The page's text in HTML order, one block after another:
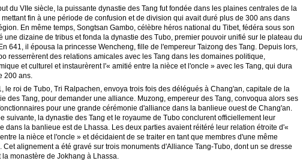
du VIIe siècle, la puissante dynastie des Tang fut fondée dans les plaines centrales de la
mettant fin à une période de confusion et de division qui avait duré plus de 300 ans dans
En même temps, Songtsan Gambo, célèbre héros national du Tibet, fédéra sous son
une dizaine de tribus et fonda la dynastie des Tubo, premier pouvoir unifié sur le plateau du
641, il épousa la princesse Wencheng, fille de l'empereur Taizong des Tang. Depuis lors,
resserrèrent des relations amicales avec les Tang dans les domaines politique,
et culturel et instaurèrent l'« amitié entre la nièce et l'oncle » avec les Tang, qui dura
200 ans.
le roi de Tubo, Tri Ralpachen, envoya trois fois des délégués à Chang'an, capitale de la
des Tang, pour demander une alliance. Muzong, empereur des Tang, convoqua alors ses
pour une grande cérémonie d'alliance dans la banlieue ouest de Chang'an.
suivante, la dynastie des Tang et le royaume de Tubo conclurent officiellement leur
dans la banlieue est de Lhassa. Les deux parties avaient réitéré leur relation étroite d'«
la nièce et l'oncle » et décidaient de se traiter en tant que membres d'une même
Cet alignement a été gravé sur trois monuments d'Alliance Tang-Tubo, dont un se dresse
la monastère de Jokhang à Lhassa.